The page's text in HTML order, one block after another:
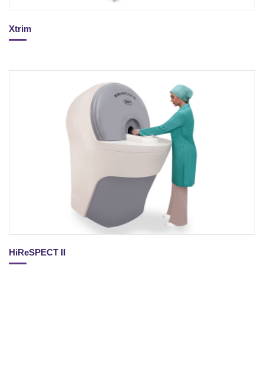
Xtrim
HiReSPECT II